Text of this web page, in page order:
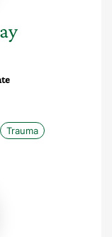
Trauma